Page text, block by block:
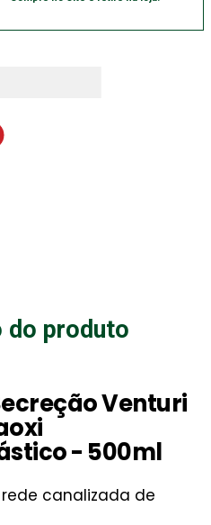
do produto
Venturi
- 500ml
canalizada de